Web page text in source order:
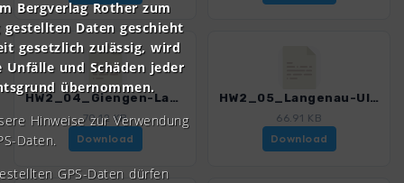
HW2_04_Giengen-Langenau_4549_1.gpx
70.12 KB
Download
HW2_05_Langenau-Ulm_4549_1.gpx
66.91 KB
Download
Bergverlag Rother zum
Daten geschieht
gesetzlich zulässig, wird
und Schäden jeder
übernommen.
Hinweise zur Verwendung
Daten.
GPS-Daten dürfen